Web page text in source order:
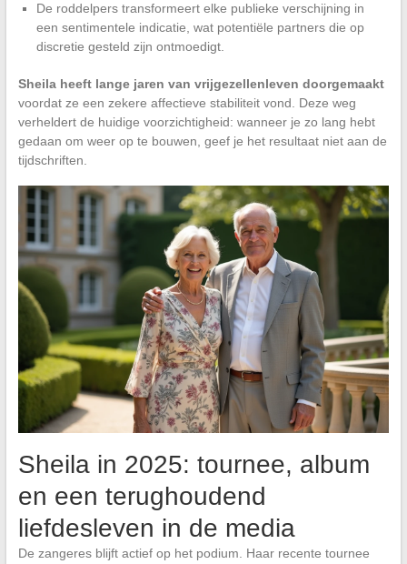
De roddelpers transformeert elke publieke verschijning in
een sentimentele indicatie, wat potentiële partners die op
discretie gesteld zijn ontmoedigt.
Sheila heeft lange jaren van vrijgezellenleven doorgemaakt
voordat ze een zekere affectieve stabiliteit vond. Deze weg
verheldert de huidige voorzichtigheid: wanneer je zo lang hebt
gedaan om weer op te bouwen, geef je het resultaat niet aan de
tijdschriften.
Sheila in 2025: tournee, album
en een terughoudend
liefdesleven in de media
De zangeres blijft actief op het podium. Haar recente tournee